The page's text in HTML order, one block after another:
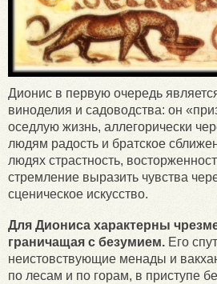
Дионис в первую очередь
виноделия и садоводства: он
оседлую жизнь, аллегорически
людям радость и братское
людях страстность,
стремление выразить чувства
сценическое искусство.
Для Диониса характерны
граничащая с безумием. Его
неистовствующие менады и
по лесам и по горам, в приступе